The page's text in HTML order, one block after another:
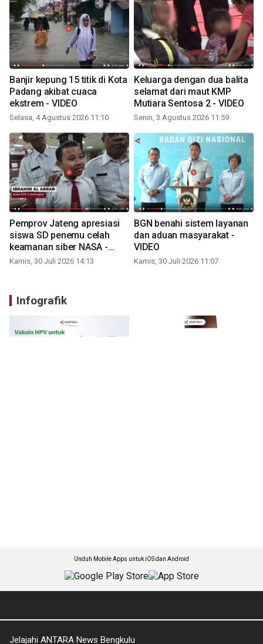
Banjir kepung 15 titik di Kota
Padang akibat cuaca
ekstrem - VIDEO
Selasa, 4 Agustus 2026 11:10
Keluarga dengan dua balita
selamat dari maut KMP
Mutiara Sentosa 2 - VIDEO
Senin, 3 Agustus 2026 11:59
Pemprov Jateng apresiasi
siswa SD penemu celah
keamanan siber NASA -
VIDEO
Kamis, 30 Juli 2026 14:13
BGN benahi sistem layanan
dan aduan masyarakat -
VIDEO
Kamis, 30 Juli 2026 11:07
Infografik
Unduh Mobile Apps untuk iOS dan Android
Jelajahi ANTARA News Bengkulu